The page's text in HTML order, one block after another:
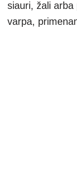
siauri, žali arba
varpa,